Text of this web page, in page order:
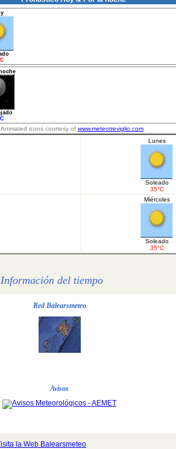
Animated icons courtesy of www.meteotreviglio.com
Lunes
Soleado
35°C
Miércoles
Soleado
35°C
del tiempo
Red Balearsmeteo
Avisos
la Web Balearsmeteo